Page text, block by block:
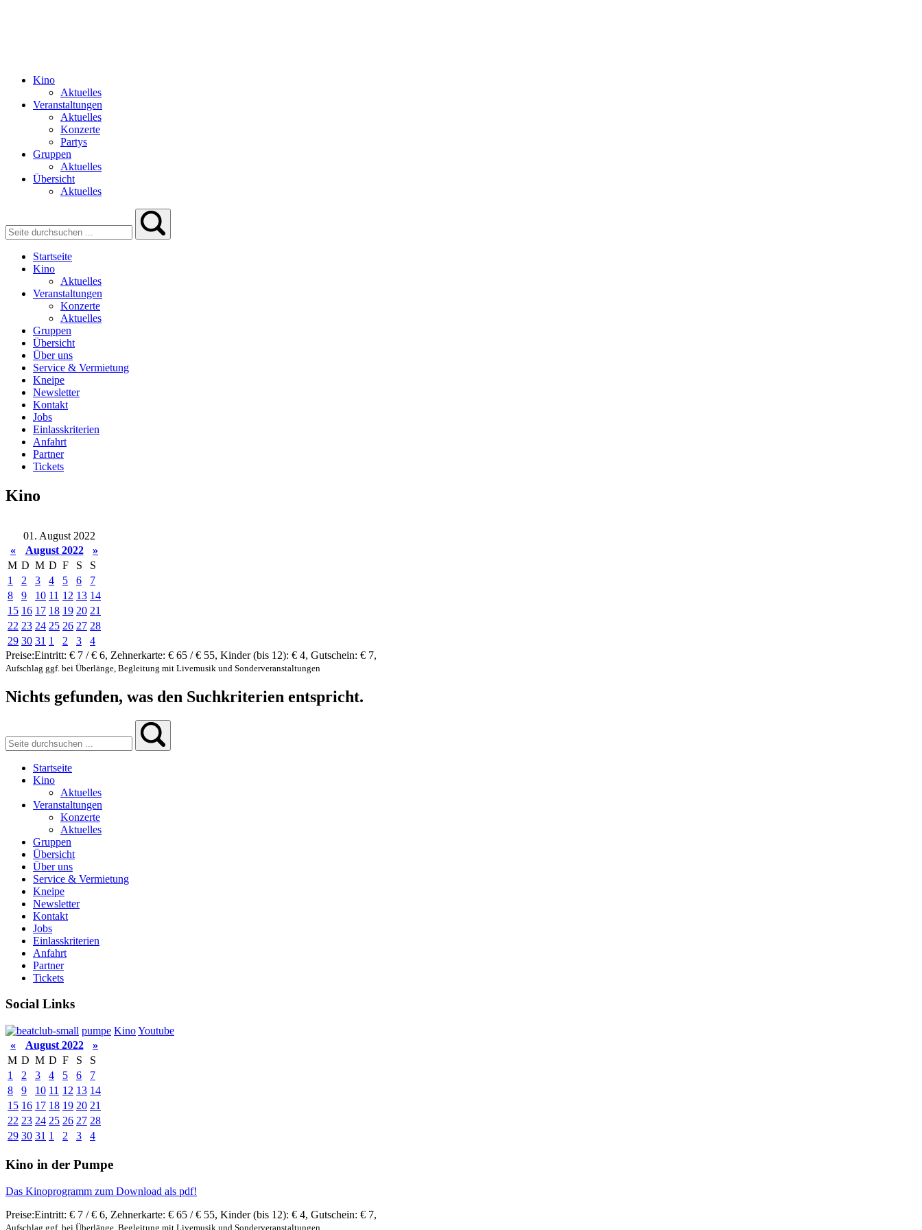
Kino
Aktuelles
Veranstaltungen
Aktuelles
Konzerte
Partys
Gruppen
Aktuelles
Übersicht
Aktuelles
Startseite
Kino
Aktuelles
Veranstaltungen
Konzerte
Aktuelles
Gruppen
Übersicht
Über uns
Service & Vermietung
Kneipe
Newsletter
Kontakt
Jobs
Einlasskriterien
Anfahrt
Partner
Tickets
Kino
01. August 2022
«
August 2022
»
M D M D F S
S
1
2 3 4 5 6
7
8
9 10 11 12 13 14
15 16 17 18 19 20 21
22 23 24 25 26 27 28
29 30 31 1 2 3
4
Preise:Eintritt: € 7 / € 6, Zehnerkarte: € 65 / € 55, Kinder (bis 12): € 4, Gutschein: € 7,
Aufschlag ggf. bei Überlänge, Begleitung mit Livemusik und Sonderveranstaltungen
Nichts gefunden, was den Suchkriterien entspricht.
Startseite
Kino
Aktuelles
Veranstaltungen
Konzerte
Aktuelles
Gruppen
Übersicht
Über uns
Service & Vermietung
Kneipe
Newsletter
Kontakt
Jobs
Einlasskriterien
Anfahrt
Partner
Tickets
Social Links
pumpe KinoYoutube
«
August 2022
»
M D M D F S
S
1
2 3 4 5 6
7
8
9 10 11 12 13 14
15 16 17 18 19 20 21
22 23 24 25 26 27 28
29 30 31 1 2 3 4
Kino in der Pumpe
Das Kinoprogramm zum Download als pdf!
Preise:Eintritt: € 7 / € 6, Zehnerkarte: € 65 / € 55, Kinder (bis 12): € 4, Gutschein: € 7,
Aufschlag ggf. bei Überlänge, Begleitung mit Livemusik und Sonderveranstaltungen